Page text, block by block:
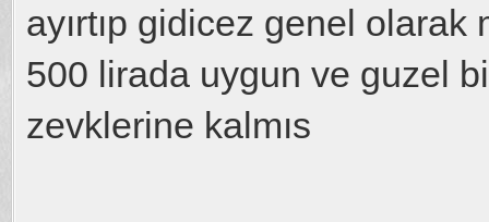
ayırtıp gidicez genel
500 lirada uygun ve guzel
zevklerine kalmıs